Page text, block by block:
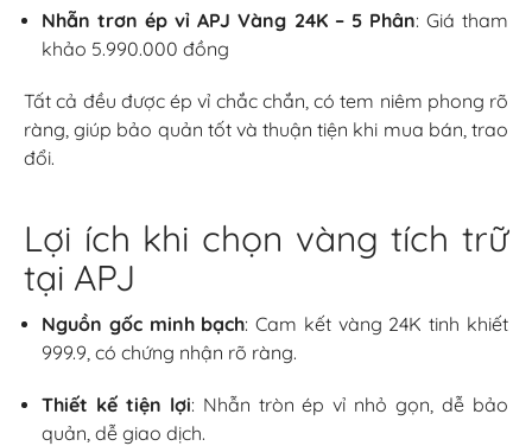
Nhẫn trơn ép vỉ APJ Vàng 24K – 5 Phân: Giá tham
khảo 5.990.000 đồng
Tất cả đều được ép vỉ chắc chắn, có tem niêm phong rõ
ràng, giúp bảo quản tốt và thuận tiện khi mua bán, trao
đổi.
Lợi ích khi chọn vàng tích trữ
tại APJ
Nguồn gốc minh bạch: Cam kết vàng 24K tinh khiết
999.9, có chứng nhận rõ ràng.
Thiết kế tiện lợi: Nhẫn tròn ép vỉ nhỏ gọn, dễ bảo
quản, dễ giao dịch.